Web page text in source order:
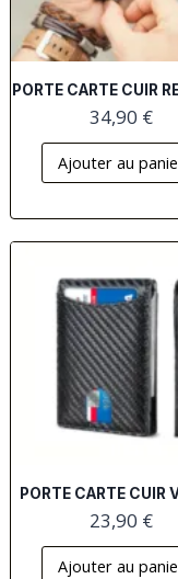
PORTE CARTE CUIR
34,90 €
Ajouter au
PORTE CARTE CUIR
23,90 €
Ajouter au